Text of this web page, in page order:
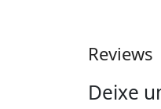
Reviews
Deixe